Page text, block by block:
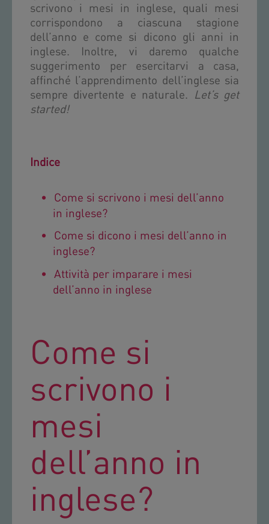
scrivono i mesi in inglese, quali mesi
corrispondono a ciascuna stagione
dell’anno e come si dicono gli anni in
inglese. Inoltre, vi daremo qualche
suggerimento per esercitarvi a casa,
affinché l’apprendimento dell’inglese sia
sempre divertente e naturale.
Let’s get
started!
Indice
Come si scrivono i mesi dell’anno
in inglese?
Come si dicono i mesi dell’anno in
inglese?
Attività per imparare i mesi
dell’anno in inglese
Come si
scrivono i
mesi
dell’anno in
inglese?